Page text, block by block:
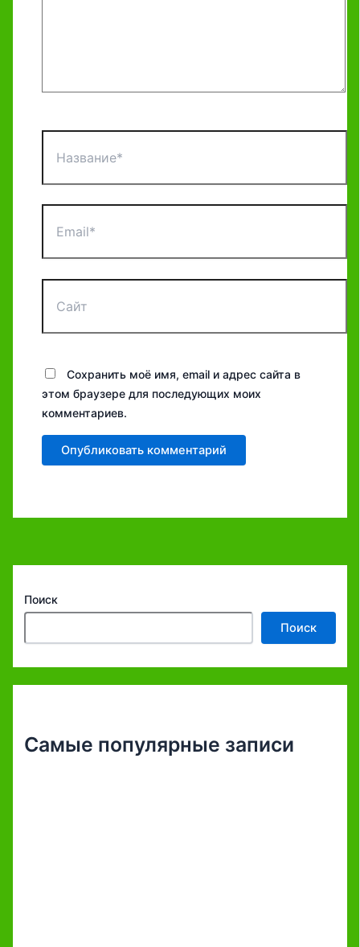
Сохранить моё имя, email и адрес сайта в
этом браузере для последующих моих
комментариев.
Поиск
Поиск
Самые популярные записи